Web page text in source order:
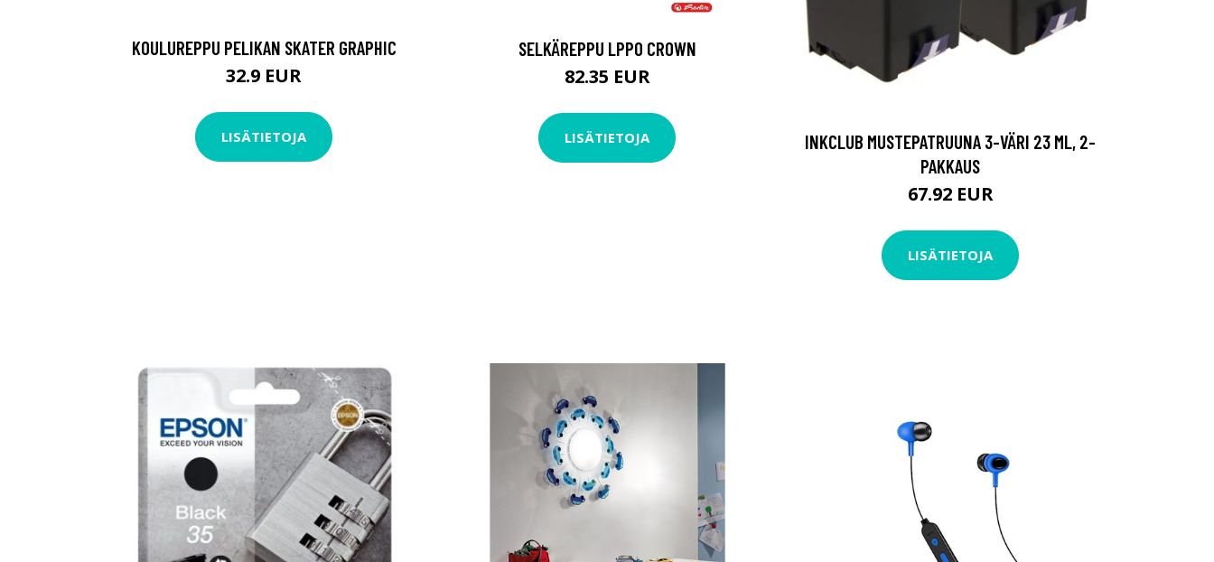
KOULUREPPU PELIKAN SKATER GRAPHIC
32.9 EUR
LISÄTIETOJA
SELKÄREPPU LPPO CROWN
82.35 EUR
LISÄTIETOJA
INKCLUB MUSTEPATRUUNA 3-VÄRI 23 ML, 2-
PAKKAUS
67.92 EUR
LISÄTIETOJA